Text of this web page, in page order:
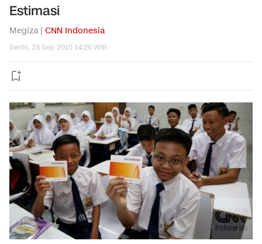
Estimasi
Megiza | CNN Indonesia
Senin, 28 Sep 2015 14:26 WIB